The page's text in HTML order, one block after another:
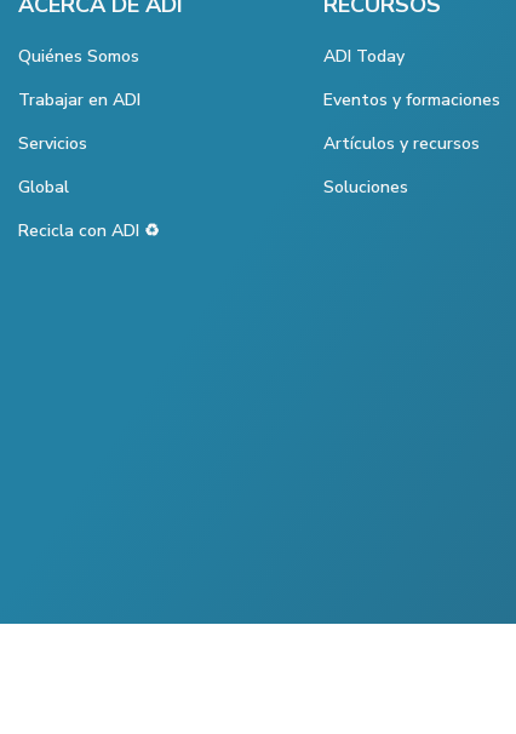
Quiénes Somos
Trabajar en ADI
Servicios
Global
Recicla con ADI ♻️
ADI Today
Eventos y formaciones
Artículos y recursos
Soluciones